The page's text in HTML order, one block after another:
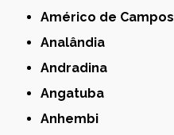
Américo de Campos
Analândia
Andradina
Angatuba
Anhembi